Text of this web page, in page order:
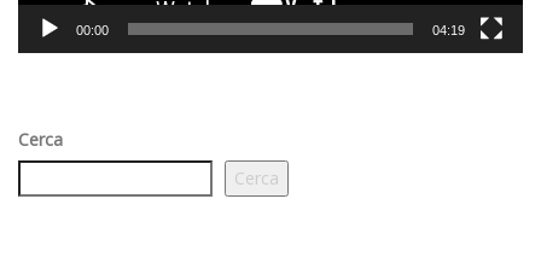
00:00 04:19
Cerca
Cerca